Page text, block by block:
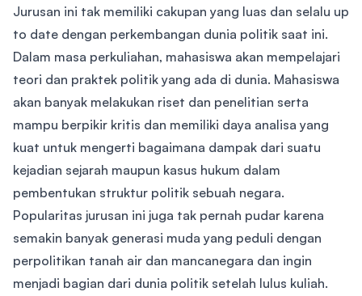
Jurusan ini tak memiliki cakupan yang luas dan selalu up
to date dengan perkembangan dunia politik saat ini.
Dalam masa perkuliahan, mahasiswa akan mempelajari
teori dan praktek politik yang ada di dunia. Mahasiswa
akan banyak melakukan riset dan penelitian serta
mampu berpikir kritis dan memiliki daya analisa yang
kuat untuk mengerti bagaimana dampak dari suatu
kejadian sejarah maupun kasus hukum dalam
pembentukan struktur politik sebuah negara.
Popularitas jurusan ini juga tak pernah pudar karena
semakin banyak generasi muda yang peduli dengan
perpolitikan tanah air dan mancanegara dan ingin
menjadi bagian dari dunia politik setelah lulus kuliah.